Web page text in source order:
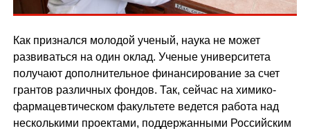
Как признался молодой ученый, наука не может
развиваться на один оклад. Ученые университета
получают дополнительное финансирование за счет
грантов различных фондов. Так, сейчас на химико-
фармацевтическом факультете ведется работа над
несколькими проектами, поддержанными Российским